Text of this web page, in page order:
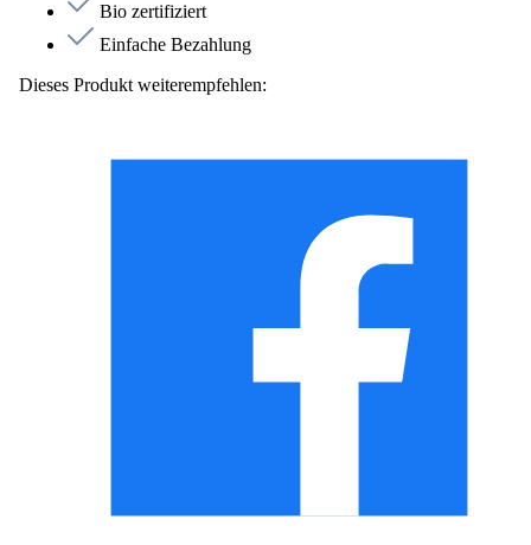
Bio zertifiziert
Einfache Bezahlung
Dieses Produkt weiterempfehlen: